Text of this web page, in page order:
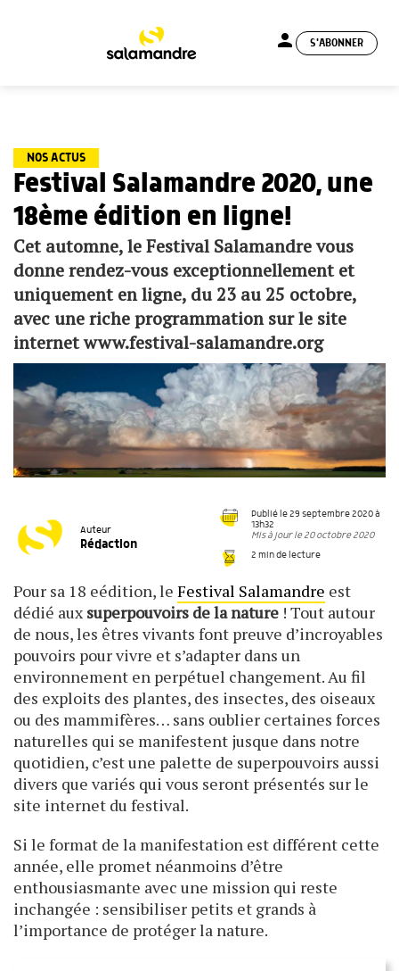
person S'ABONNER
NOS ACTUS
Festival Salamandre 2020, une
18ème édition en ligne!
Cet automne, le Festival Salamandre vous
donne rendez-vous exceptionnellement et
uniquement en ligne, du 23 au 25 octobre,
avec une riche programmation sur le site
internet www.festival-salamandre.org
Auteur
Rédaction
Publié le 29 septembre 2020 à
13h32
Mis à jour le 20 octobre 2020
2 min de lecture
Pour sa 18 eédition, le Festival Salamandre est
dédié aux superpouvoirs de la nature ! Tout autour
de nous, les êtres vivants font preuve d’incroyables
pouvoirs pour vivre et s’adapter dans un
environnement en perpétuel changement. Au fil
des exploits des plantes, des insectes, des oiseaux
ou des mammifères… sans oublier certaines forces
naturelles qui se manifestent jusque dans notre
quotidien, c’est une palette de superpouvoirs aussi
divers que variés qui vous seront présentés sur le
site internet du festival.
Si le format de la manifestation est différent cette
année, elle promet néanmoins d’être
enthousiasmante avec une mission qui reste
inchangée : sensibiliser petits et grands à
l’importance de protéger la nature.